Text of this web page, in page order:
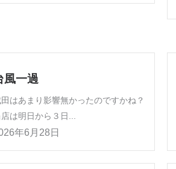
風一過
田はあまり影響無かったのですかね？
は明日から３日...
年6月28日